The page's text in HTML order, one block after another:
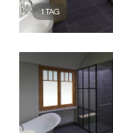
1TAG